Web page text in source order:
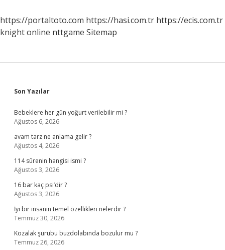
https://portaltoto.com https://hasi.com.tr https://ecis.com.tr
knight online nttgame Sitemap
Sidebar
Son Yazılar
Bebeklere her gün yoğurt verilebilir mi ?
Ağustos 6, 2026
avam tarz ne anlama gelir ?
Ağustos 4, 2026
114 sûrenin hangisi ismi ?
Ağustos 3, 2026
16 bar kaç psi’dir ?
Ağustos 3, 2026
İyi bir insanın temel özellikleri nelerdir ?
Temmuz 30, 2026
Kozalak şurubu buzdolabında bozulur mu ?
Temmuz 26, 2026